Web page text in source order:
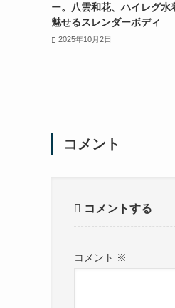
ー。八雲和花、ハイレグ水
魅せるスレンダーボディ
2025年10月2日
コメント
コメントする
コメント ※